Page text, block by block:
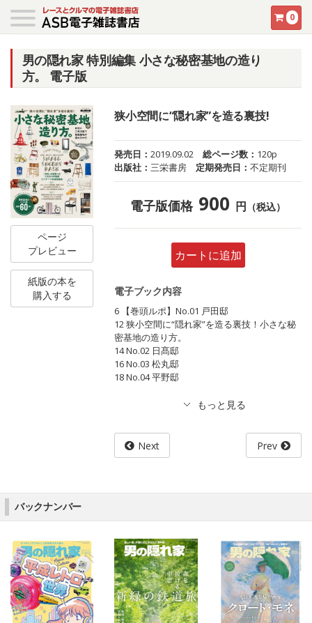
0
男の隠れ家 特別編集 小さな秘密基地の造り
方。 電子版
ページ
プレビュー
紙版の本を
購入する
狭小空間に“隠れ家”を造る裏技!
発売日：2019.09.02 総ページ数： 120p
出版社：三栄書房 定期発売日：不定期刊
電子版価格 900 円 （税込）
カートに追加
電子ブック内容
6 【巻頭ルポ】No.01 戸田邸
12 狭小空間に“隠れ家”を造る裏技！小さな秘
密基地の造り方。
14 No.02 日髙邸
16 No.03 松丸邸
18 No.04 平野邸
Next Prev
バックナンバー